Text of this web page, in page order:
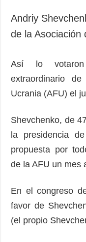
Defensa
Sociedad y
Deportes
Crimen
Desastres y
ADICIONAL
Fotos
Video
Releases
Andriy
de la Asociación
Así lo votaron
extraordinario
Ucrania (AFU) el
Shevchenko, de
la presidencia
propuesta por
de la AFU un mes
En el congreso
favor de
(el propio